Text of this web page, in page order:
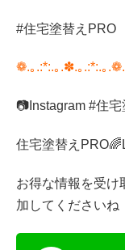
#住宅塗替え PRO
❁.｡.:*:.｡.✽.｡.:*:.｡
📷 Instagram #住宅
住宅塗替え PRO🌈
お得な情報を受け
加してくださいね